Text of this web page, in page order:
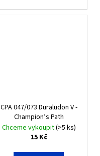
CPA 047/073 Duraludon V -
Champion’s Path
Chceme vykoupit(>5 ks)
15 Kč